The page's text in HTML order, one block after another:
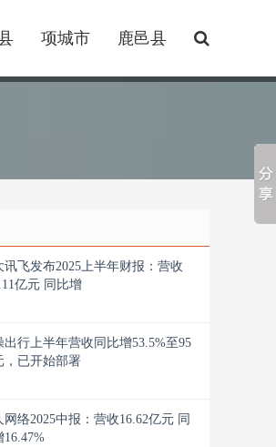
项城市 鹿邑县
讯飞发布2025上半年财报：营收
亿元 同比增
出行上半年营收同比增53.5%至95
，已开始部署
网络2025中报：营收16.62亿元 同
16.47%